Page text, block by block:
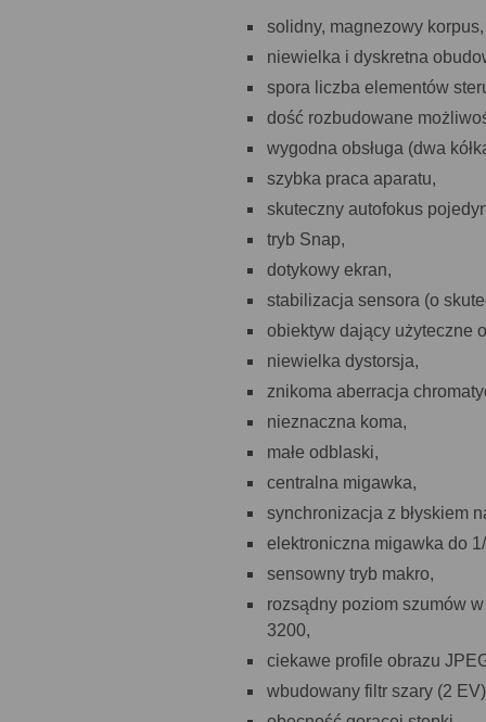
solidny, magnezowy korpus,
niewielka i dyskretna
spora liczba elementów
dość rozbudowane
wygodna obsługa (dwa
szybka praca aparatu,
skuteczny autofokus
tryb Snap,
dotykowy ekran,
stabilizacja sensora (o
obiektyw dający użyteczne
niewielka dystorsja,
znikoma aberracja
nieznaczna koma,
małe odblaski,
centralna migawka,
synchronizacja z błyskiem
elektroniczna migawka do
sensowny tryb makro,
rozsądny poziom szumów
3200,
ciekawe profile obrazu
wbudowany filtr szary (2